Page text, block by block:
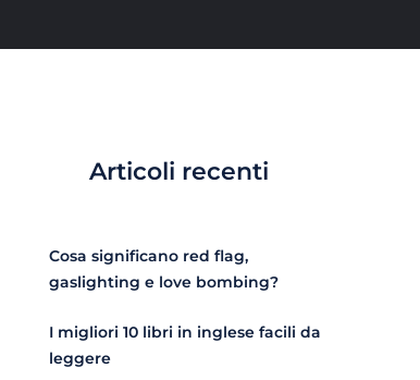
Articoli recenti
Cosa significano red flag,
gaslighting e love bombing?
I migliori 10 libri in inglese facili da
leggere